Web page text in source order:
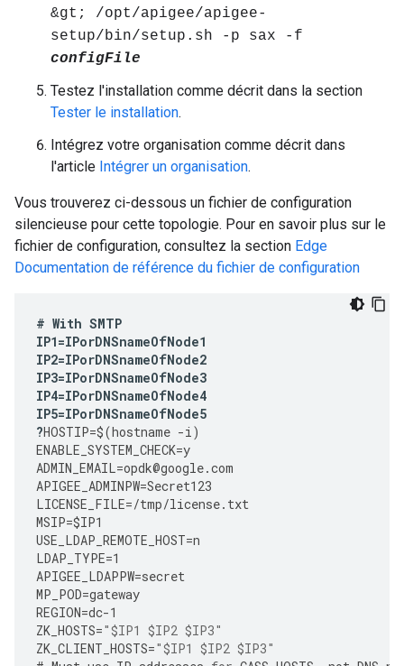
&gt; /opt/apigee/apigee-
setup/bin/setup.sh -p sax -f
configFile
Testez l'installation comme décrit dans la section
Tester le installation.
Intégrez votre organisation comme décrit dans
l'article Intégrer un organisation.
Vous trouverez ci-dessous un fichier de configuration
silencieuse pour cette topologie. Pour en savoir plus sur le
fichier de configuration, consultez la section Edge
Documentation de référence du fichier de configuration
# With SMTP
IP1=IPorDNSnameOfNode1
IP2=IPorDNSnameOfNode2
IP3=IPorDNSnameOfNode3
IP4=IPorDNSnameOfNode4
IP5=IPorDNSnameOfNode5
?HOSTIP=$(hostname -i)
ENABLE_SYSTEM_CHECK=y
ADMIN_EMAIL=opdk@google.com
APIGEE_ADMINPW=Secret123
LICENSE_FILE=/tmp/license.txt
MSIP=$IP1
USE_LDAP_REMOTE_HOST=n
LDAP_TYPE=1
APIGEE_LDAPPW=secret
MP_POD=gateway
REGION=dc-1
ZK_HOSTS="$IP1 $IP2 $IP3"
ZK_CLIENT_HOSTS="$IP1 $IP2 $IP3"